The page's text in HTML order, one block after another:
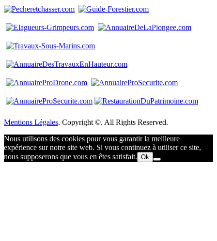
Mentions Légales. Copyright ©. All Rights Reserved.
Nous utilisons des cookies pour vous garantir la meilleure
expérience sur notre site web. Si vous continuez à utiliser ce site,
nous supposerons que vous en êtes satisfait. Ok